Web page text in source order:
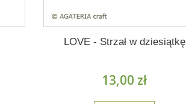
LOVE - Strzał w dziesiątkę
13,00 zł